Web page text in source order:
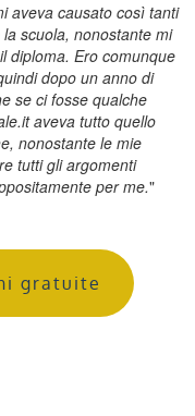
aveva causato così tanti
scuola, nonostante mi
diploma. Ero comunque
dopo un anno di
se ci fosse qualche
aveva tutto quello
nonostante le mie
tutti gli argomenti
per me."
gratuite